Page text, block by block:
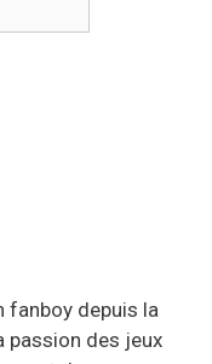
fanboy depuis la
passion des jeux